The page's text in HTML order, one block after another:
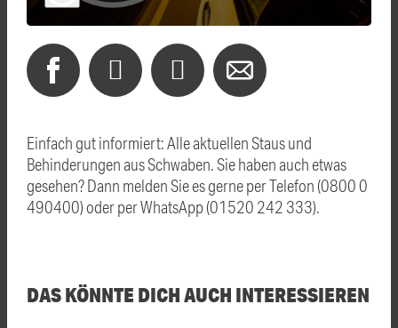
Einfach gut informiert: Alle aktuellen Staus und
Behinderungen aus Schwaben. Sie haben auch etwas
gesehen? Dann melden Sie es gerne per Telefon (0800 0
490400) oder per WhatsApp (01520 242 333).
DAS KÖNNTE DICH AUCH INTERESSIEREN